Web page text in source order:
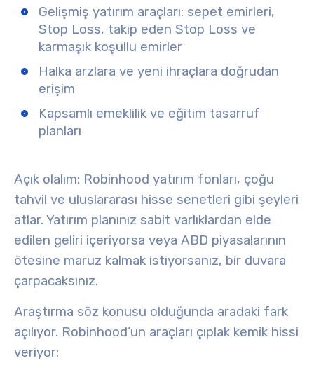
Gelişmiş yatırım araçları: sepet emirleri,
Stop Loss, takip eden Stop Loss ve
karmaşık koşullu emirler
Halka arzlara ve yeni ihraçlara doğrudan
erişim
Kapsamlı emeklilik ve eğitim tasarruf
planları
Açık olalım: Robinhood yatırım fonları, çoğu
tahvil ve uluslararası hisse senetleri gibi şeyleri
atlar. Yatırım planınız sabit varlıklardan elde
edilen geliri içeriyorsa veya ABD piyasalarının
ötesine maruz kalmak istiyorsanız, bir duvara
çarpacaksınız.
Araştırma söz konusu olduğunda aradaki fark
açılıyor. Robinhood’un araçları çıplak kemik hissi
veriyor: